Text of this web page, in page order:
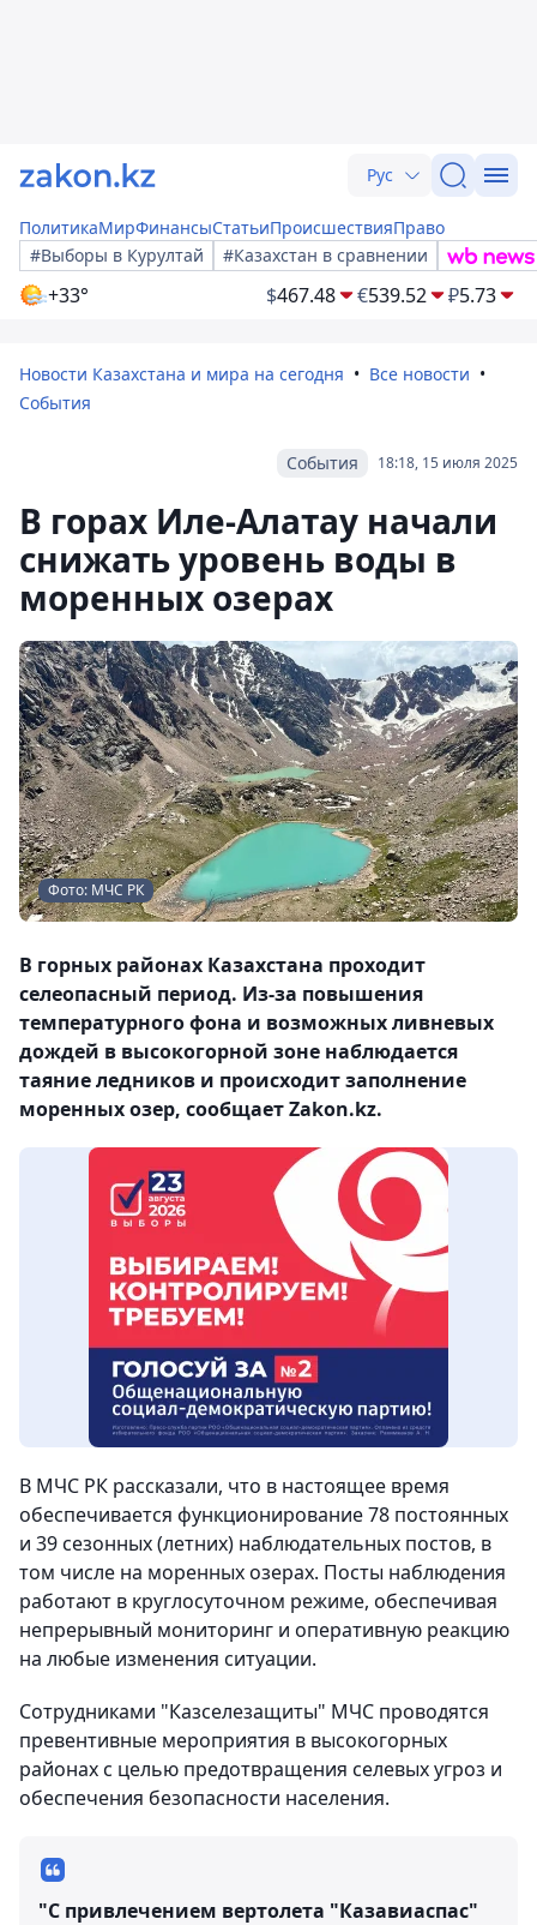
Рус
ПолитикаМирФинансыСтатьиПроисшествияПраво
#Выборы в Курултай
#Казахстан в сравнении
+33° $467.48 €539.52 ₽5.73
Новости Казахстана и мира на сегодня
Все новости
События
18:18, 15 июля 2025
События
В горах Иле-Алатау начали
снижать уровень воды в
моренных озерах
Фото: МЧС РК
В горных районах Казахстана проходит
селеопасный период. Из-за повышения
температурного фона и возможных ливневых
дождей в высокогорной зоне наблюдается
таяние ледников и происходит заполнение
моренных озер, сообщает Zakon.kz.
В МЧС РК рассказали, что в настоящее время
обеспечивается функционирование 78 постоянных
и 39 сезонных (летних) наблюдательных постов, в
том числе на моренных озерах. Посты наблюдения
работают в круглосуточном режиме, обеспечивая
непрерывный мониторинг и оперативную реакцию
на любые изменения ситуации.
Сотрудниками "Казселезащиты" МЧС проводятся
превентивные мероприятия в высокогорных
районах с целью предотвращения селевых угроз и
обеспечения безопасности населения.
"С привлечением вертолета "Казавиаспас"